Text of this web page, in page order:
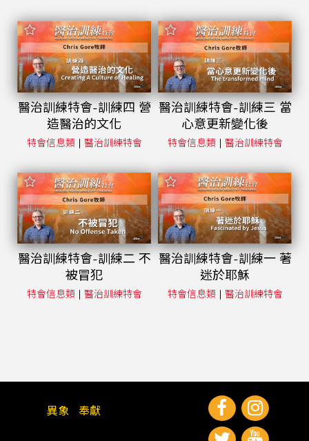
醫治訓練特會-訓練四 營
造醫治的文化
特會信息類 | 醫治訓練特會
醫治訓練特會-訓練三 當
心意更新變化後
特會信息類 | 醫治訓練特會
醫治訓練特會-訓練二 不
被冒犯
特會信息類 | 醫治訓練特會
醫治訓練特會-訓練一 著
迷於耶穌
特會信息類 | 醫治訓練特會
異象 奉獻